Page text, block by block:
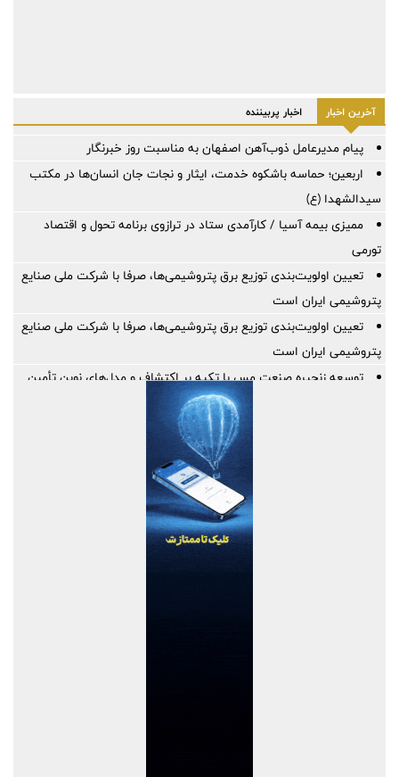
آخرین اخبار اخبار پربیننده
پیام مدیرعامل ذوب‌آهن اصفهان به مناسبت روز خبرنگار
اربعین؛ حماسه باشکوه خدمت، ایثار و نجات جان انسان‌ها در مکتب
سیدالشهدا (ع)
ممیزی بیمه آسیا / کارآمدی ستاد در ترازوی برنامه تحول و اقتصاد
تورمی
تعیین اولویت‌بندی توزیع برق پتروشیمی‌ها، صرفا با شرکت ملی صنایع
پتروشیمی ایران است
تعیین اولویت‌بندی توزیع برق پتروشیمی‌ها، صرفا با شرکت ملی صنایع
پتروشیمی ایران است
توسعه زنجیره صنعت مس با تکیه بر اکتشاف و مدل‌های نوین تأمین
ایران، شریک راهبردی اتحادیه اقتصادی اوراسیا در مسیر توسعه تجارت
پرداخت مطالبات بازنشستگان در اولویت تأمین اجتماعی؛ پیگیری برای
نشست هم افزایی ستاد اربعین بیمه ایران و سازمان حج و زیارت برگزار